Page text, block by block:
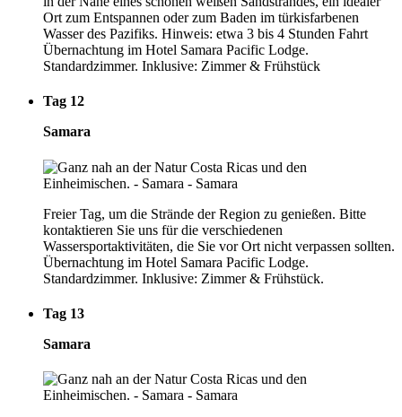
Ort zum Entspannen oder zum Baden im türkisfarbenen
Wasser des Pazifiks. Hinweis: etwa 3 bis 4 Stunden Fahrt
Übernachtung im Hotel Samara Pacific Lodge.
Standardzimmer. Inklusive: Zimmer & Frühstück
Tag 12
Samara
Freier Tag, um die Strände der Region zu genießen. Bitte
kontaktieren Sie uns für die verschiedenen
Wassersportaktivitäten, die Sie vor Ort nicht verpassen sollten.
Übernachtung im Hotel Samara Pacific Lodge.
Standardzimmer. Inklusive: Zimmer & Frühstück.
Tag 13
Samara